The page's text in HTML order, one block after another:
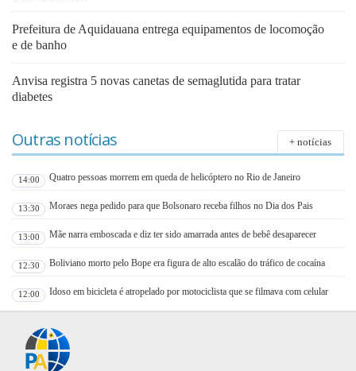
Prefeitura de Aquidauana entrega equipamentos de locomoção
e de banho
Anvisa registra 5 novas canetas de semaglutida para tratar
diabetes
Outras notícias + notícias
14:00 Quatro pessoas morrem em queda de helicóptero no Rio de Janeiro
13:30 Moraes nega pedido para que Bolsonaro receba filhos no Dia dos Pais
13:00 Mãe narra emboscada e diz ter sido amarrada antes de bebê desaparecer
12:30 Boliviano morto pelo Bope era figura de alto escalão do tráfico de cocaína
12:00 Idoso em bicicleta é atropelado por motociclista que se filmava com celular